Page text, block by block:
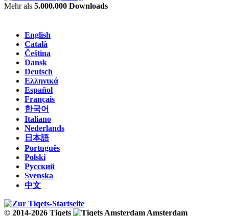
Mehr als 5.000.000 Downloads
English
Català
Čeština
Dansk
Deutsch
Ελληνικά
Español
Français
한국어
Italiano
Nederlands
日本語
Português
Polski
Русский
Svenska
中文
© 2014-2026 Tiqets Amsterdam